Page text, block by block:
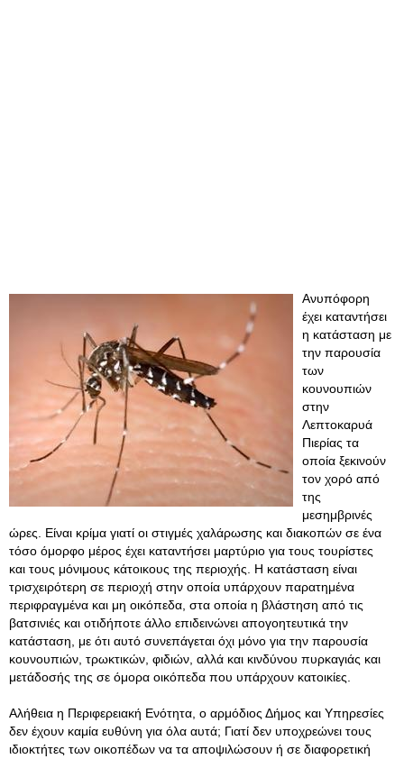
Ανυπόφορη
έχει καταντήσει
η κατάσταση με
την παρουσία
των
κουνουπιών
στην
Λεπτοκαρυά
Πιερίας τα
οποία ξεκινούν
τον χορό από
της
μεσημβρινές
ώρες. Είναι κρίμα γιατί οι στιγμές χαλάρωσης και διακοπών σε ένα
τόσο όμορφο μέρος έχει καταντήσει μαρτύριο για τους τουρίστες
και τους μόνιμους κάτοικους της περιοχής. Η κατάσταση είναι
τρισχειρότερη σε περιοχή στην οποία υπάρχουν παρατημένα
περιφραγμένα και μη οικόπεδα, στα οποία η βλάστηση από τις
βατσινιές και οτιδήποτε άλλο επιδεινώνει απογοητευτικά την
κατάσταση, με ότι αυτό συνεπάγεται όχι μόνο για την παρουσία
κουνουπιών, τρωκτικών, φιδιών, αλλά και κινδύνου πυρκαγιάς και
μετάδοσής της σε όμορα οικόπεδα που υπάρχουν κατοικίες.
Αλήθεια η Περιφερειακή Ενότητα, ο αρμόδιος Δήμος και Υπηρεσίες
δεν έχουν καμία ευθύνη για όλα αυτά; Γιατί δεν υποχρεώνει τους
ιδιοκτήτες των οικοπέδων να τα αποψιλώσουν ή σε διαφορετική